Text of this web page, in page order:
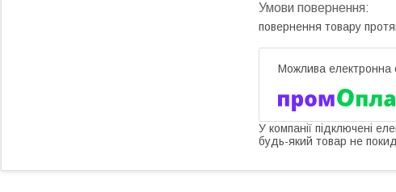
повернення товару
У компанії підключені
будь-який товар не